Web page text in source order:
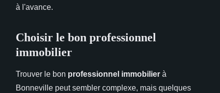
à l'avance.
Choisir le bon professionnel
immobilier
Trouver le bon professionnel immobilier à
Bonneville peut sembler complexe, mais quelques